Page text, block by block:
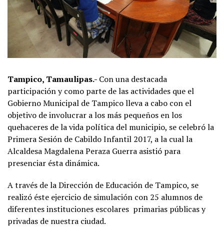
Tampico, Tamaulipas.- Con una destacada
participación y como parte de las actividades que el
Gobierno Municipal de Tampico lleva a cabo con el
objetivo de involucrar a los más pequeños en los
quehaceres de la vida política del municipio, se celebró la
Primera Sesión de Cabildo Infantil 2017, a la cual la
Alcaldesa Magdalena Peraza Guerra asistió para
presenciar ésta dinámica.
A través de la Dirección de Educación de Tampico, se
realizó éste ejercicio de simulación con 25 alumnos de
diferentes instituciones escolares primarias públicas y
privadas de nuestra ciudad.